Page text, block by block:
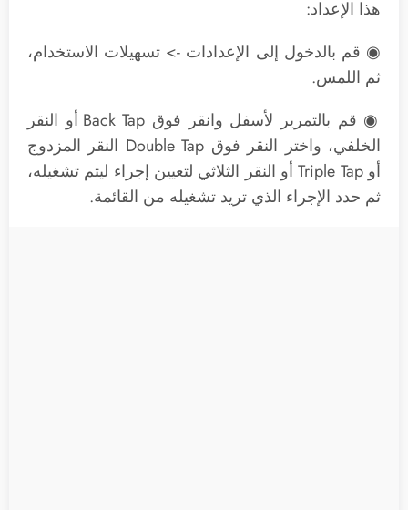
هذا الإعداد:
◉ قم بالدخول إلى الإعدادات -> تسهيلات الاستخدام،
ثم اللمس.
◉ قم بالتمرير لأسفل وانقر فوق Back Tap أو النقر
الخلفي، واختر النقر فوق Double Tap النقر المزدوج
أو Triple Tap أو النقر الثلاثي لتعيين إجراء ليتم تشغيله،
ثم حدد الإجراء الذي تريد تشغيله من القائمة.